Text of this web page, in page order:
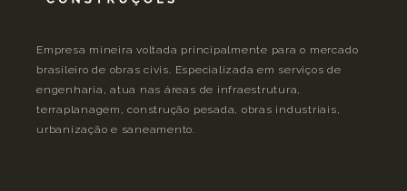
Empresa mineira voltada principalmente para o mercado
brasileiro de obras civis. Especializada em serviços de
engenharia, atua nas áreas de infraestrutura,
terraplanagem, construção pesada, obras industriais,
urbanização e saneamento.